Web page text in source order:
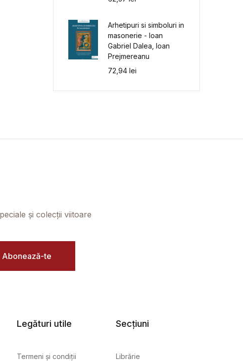
Arhetipuri si simboluri in
masonerie - Ioan
Gabriel Dalea, Ioan
Prejmereanu
72,94lei
și colecții viitoare
Abonează-te
Legături utile
Termeni și condiții
Secțiuni
Librărie